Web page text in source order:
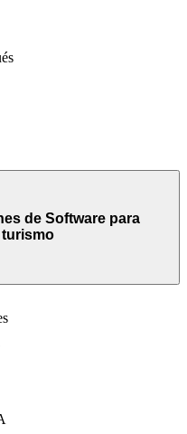
de Software para